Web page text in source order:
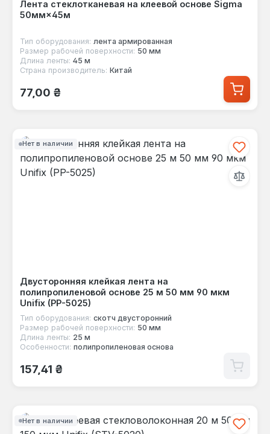
Лента стеклотканевая на клеевой основе Sigma
50мм×45м
Тип оборудования: лента армированная
Размер рабочей поверхности: 50 мм
Длина ленты: 45 м
Страна производитель: Китай
Обычная цена:
77,00 ₴
Нет в наличии
Двусторонняя клейкая лента на
полипропиленовой основе 25 м 50 мм 90 мкм
Unifix (PP-5025)
Тип оборудования: скотч двусторонний
Размер рабочей поверхности: 50 мм
Длина ленты: 25 м
Особенности: полипропиленовая основа
Обычная цена:
157,41 ₴
Нет в наличии